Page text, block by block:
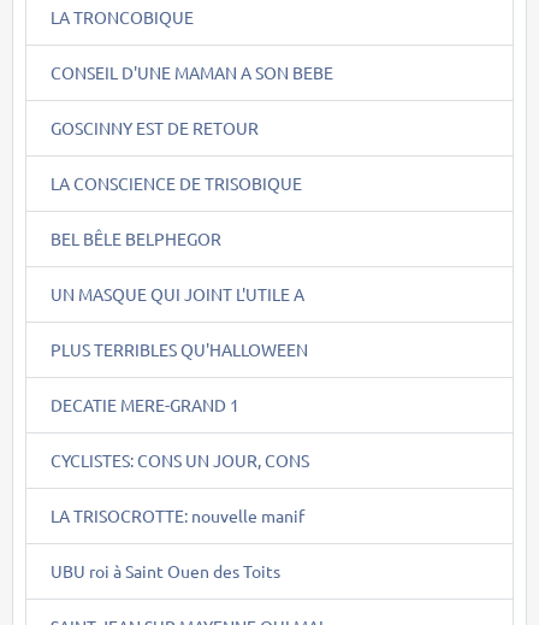
LA TRONCOBIQUE
CONSEIL D'UNE MAMAN A SON BEBE
GOSCINNY EST DE RETOUR
LA CONSCIENCE DE TRISOBIQUE
BEL BÊLE BELPHEGOR
UN MASQUE QUI JOINT L'UTILE A
PLUS TERRIBLES QU'HALLOWEEN
DECATIE MERE-GRAND 1
CYCLISTES: CONS UN JOUR, CONS
LA TRISOCROTTE: nouvelle manif
UBU roi à Saint Ouen des Toits